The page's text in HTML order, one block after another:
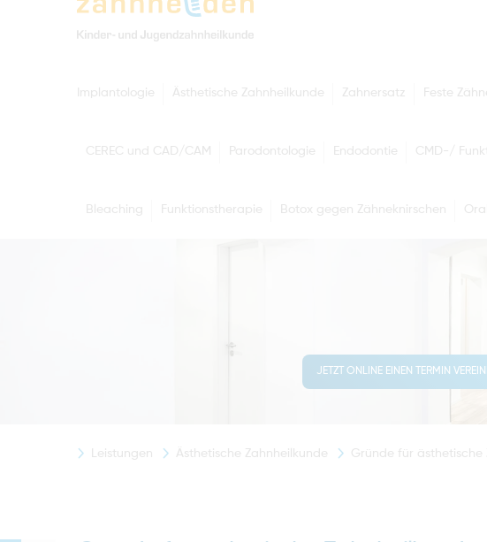
Implantologie Ästhetische Zahnheilkunde Zahnersatz Feste
CEREC und CAD/CAM Parodontologie Endodontie CMD-/
Bleaching Funktionstherapie Botox gegen Zähneknirschen
JETZT ONLINE EINEN TERMIN
Leistungen Ästhetische Zahnheilkunde Gründe für ästhetische